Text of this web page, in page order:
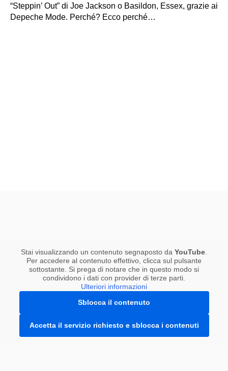
“Steppin’ Out” di Joe Jackson o Basildon, Essex, grazie ai
Depeche Mode. Perché? Ecco perché…
Stai visualizzando un contenuto segnaposto da YouTube.
Per accedere al contenuto effettivo, clicca sul pulsante
sottostante. Si prega di notare che in questo modo si
condividono i dati con provider di terze parti.
Ulteriori informazioni
Sblocca il contenuto
Accetta il servizio richiesto e sblocca i contenuti